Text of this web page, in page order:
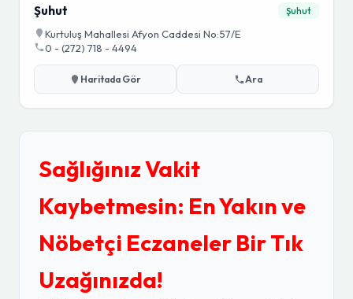
Şuhut Şuhut
Kurtuluş Mahallesi Afyon Caddesi No:57/E
0 - (272) 718 - 4494
Haritada Gör Ara
Sağlığınız Vakit
Kaybetmesin: En Yakın ve
Nöbetçi Eczaneler Bir Tık
Uzağınızda!